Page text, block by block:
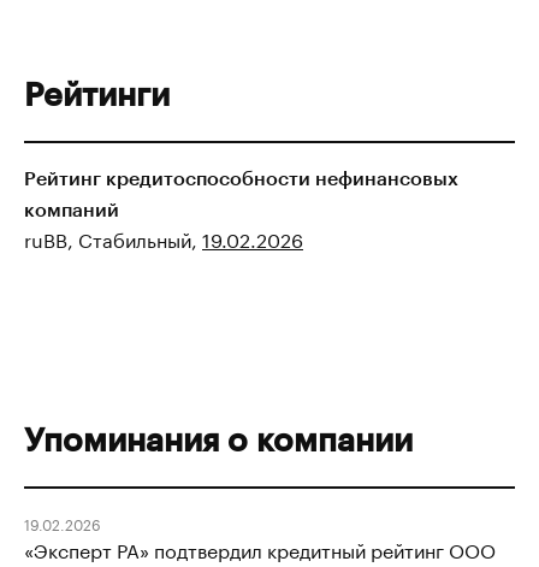
Рейтинги
Рейтинг кредитоспособности нефинансовых
компаний
ruBB, Стабильный, 19.02.2026
Упоминания о компании
19.02.2026
«Эксперт РА» подтвердил кредитный рейтинг ООО